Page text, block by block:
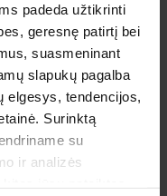
padeda užtikrinti
geresnę patirtį bei
suasmeninant
slapukų pagalba
elgesys, tendencijos,
Surinktą
su
ir analizės
ar daugiau
511
37-245330